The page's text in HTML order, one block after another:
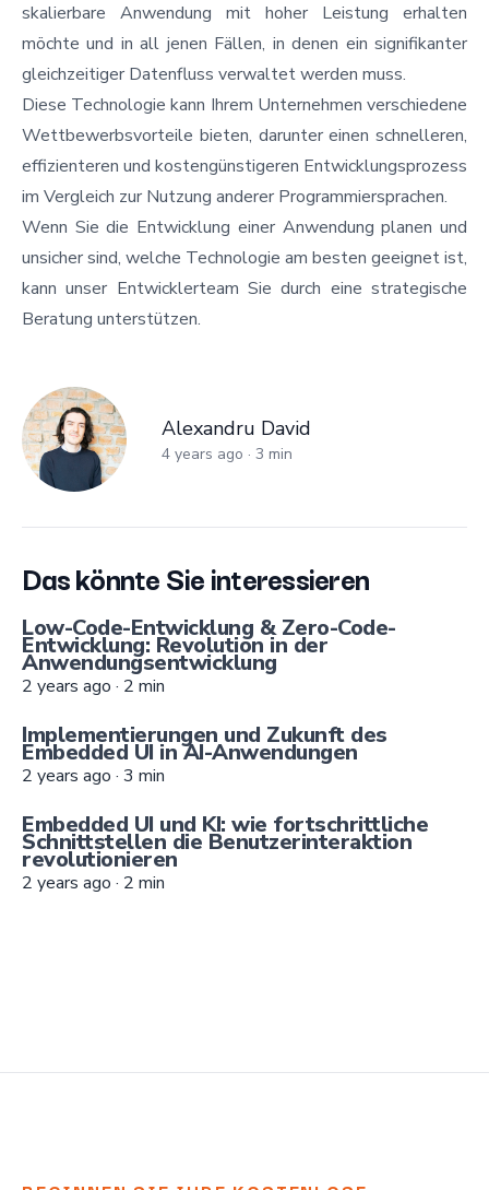
skalierbare Anwendung mit hoher Leistung erhalten
möchte und in all jenen Fällen, in denen ein signifikanter
gleichzeitiger Datenfluss verwaltet werden muss.
Diese Technologie kann Ihrem Unternehmen verschiedene
Wettbewerbsvorteile bieten, darunter einen schnelleren,
effizienteren und kostengünstigeren Entwicklungsprozess
im Vergleich zur Nutzung anderer Programmiersprachen.
Wenn Sie die Entwicklung einer Anwendung planen und
unsicher sind, welche Technologie am besten geeignet ist,
kann unser Entwicklerteam Sie durch eine strategische
Beratung unterstützen.
Alexandru David
Alexandru David
4 years ago · 3 min
Das könnte Sie interessieren
Low-Code-Entwicklung & Zero-Code-
Entwicklung: Revolution in der
Anwendungsentwicklung
2 years ago · 2 min
Implementierungen und Zukunft des
Embedded UI in AI-Anwendungen
2 years ago · 3 min
Embedded UI und KI: wie fortschrittliche
Schnittstellen die Benutzerinteraktion
revolutionieren
2 years ago · 2 min